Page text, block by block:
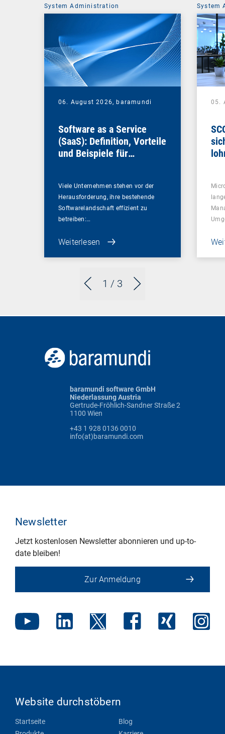
1 / 3
System Administration
06. August 2026, baramundi
Software as a Service
(SaaS): Definition, Vorteile
und Beispiele für
Viele Unternehmen stehen vor der
Herausforderung, ihre bestehende
Softwarelandschaft effizient zu
betreiben:…
Weiterlesen
System
05.
baramundi software GmbH
Niederlassung Austria
Gertrude-Fröhlich-Sandner Straße 2
1100 Wien
+43 1 928 0136 0010
info(at)baramundi.com
Newsletter
Jetzt kostenlosen Newsletter abonnieren und up-to-
date bleiben!
Zur Anmeldung
Website durchstöbern
Startseite
Blog